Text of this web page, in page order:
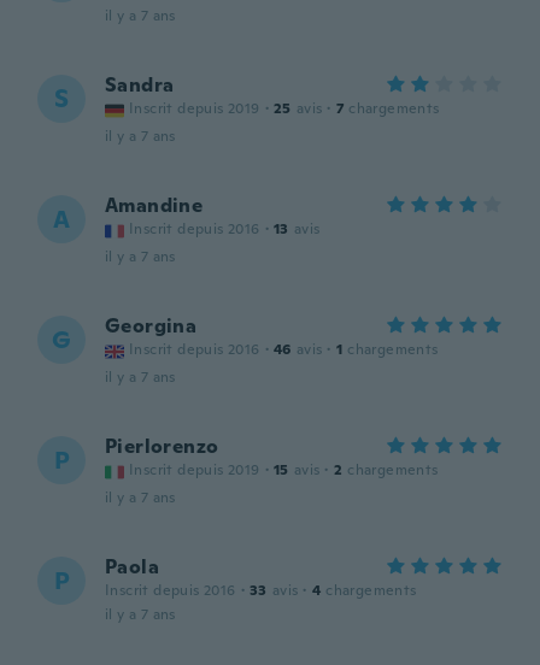
il y a 7 ans
S Sandra
Inscrit depuis 2019 · 25 avis · 7 chargements
il y a 7 ans
A Amandine
Inscrit depuis 2016 · 13 avis
il y a 7 ans
G Georgina
Inscrit depuis 2016 · 46 avis · 1 chargements
il y a 7 ans
P Pierlorenzo
Inscrit depuis 2019 · 15 avis · 2 chargements
il y a 7 ans
P Paola
Inscrit depuis 2016 · 33 avis · 4 chargements
il y a 7 ans